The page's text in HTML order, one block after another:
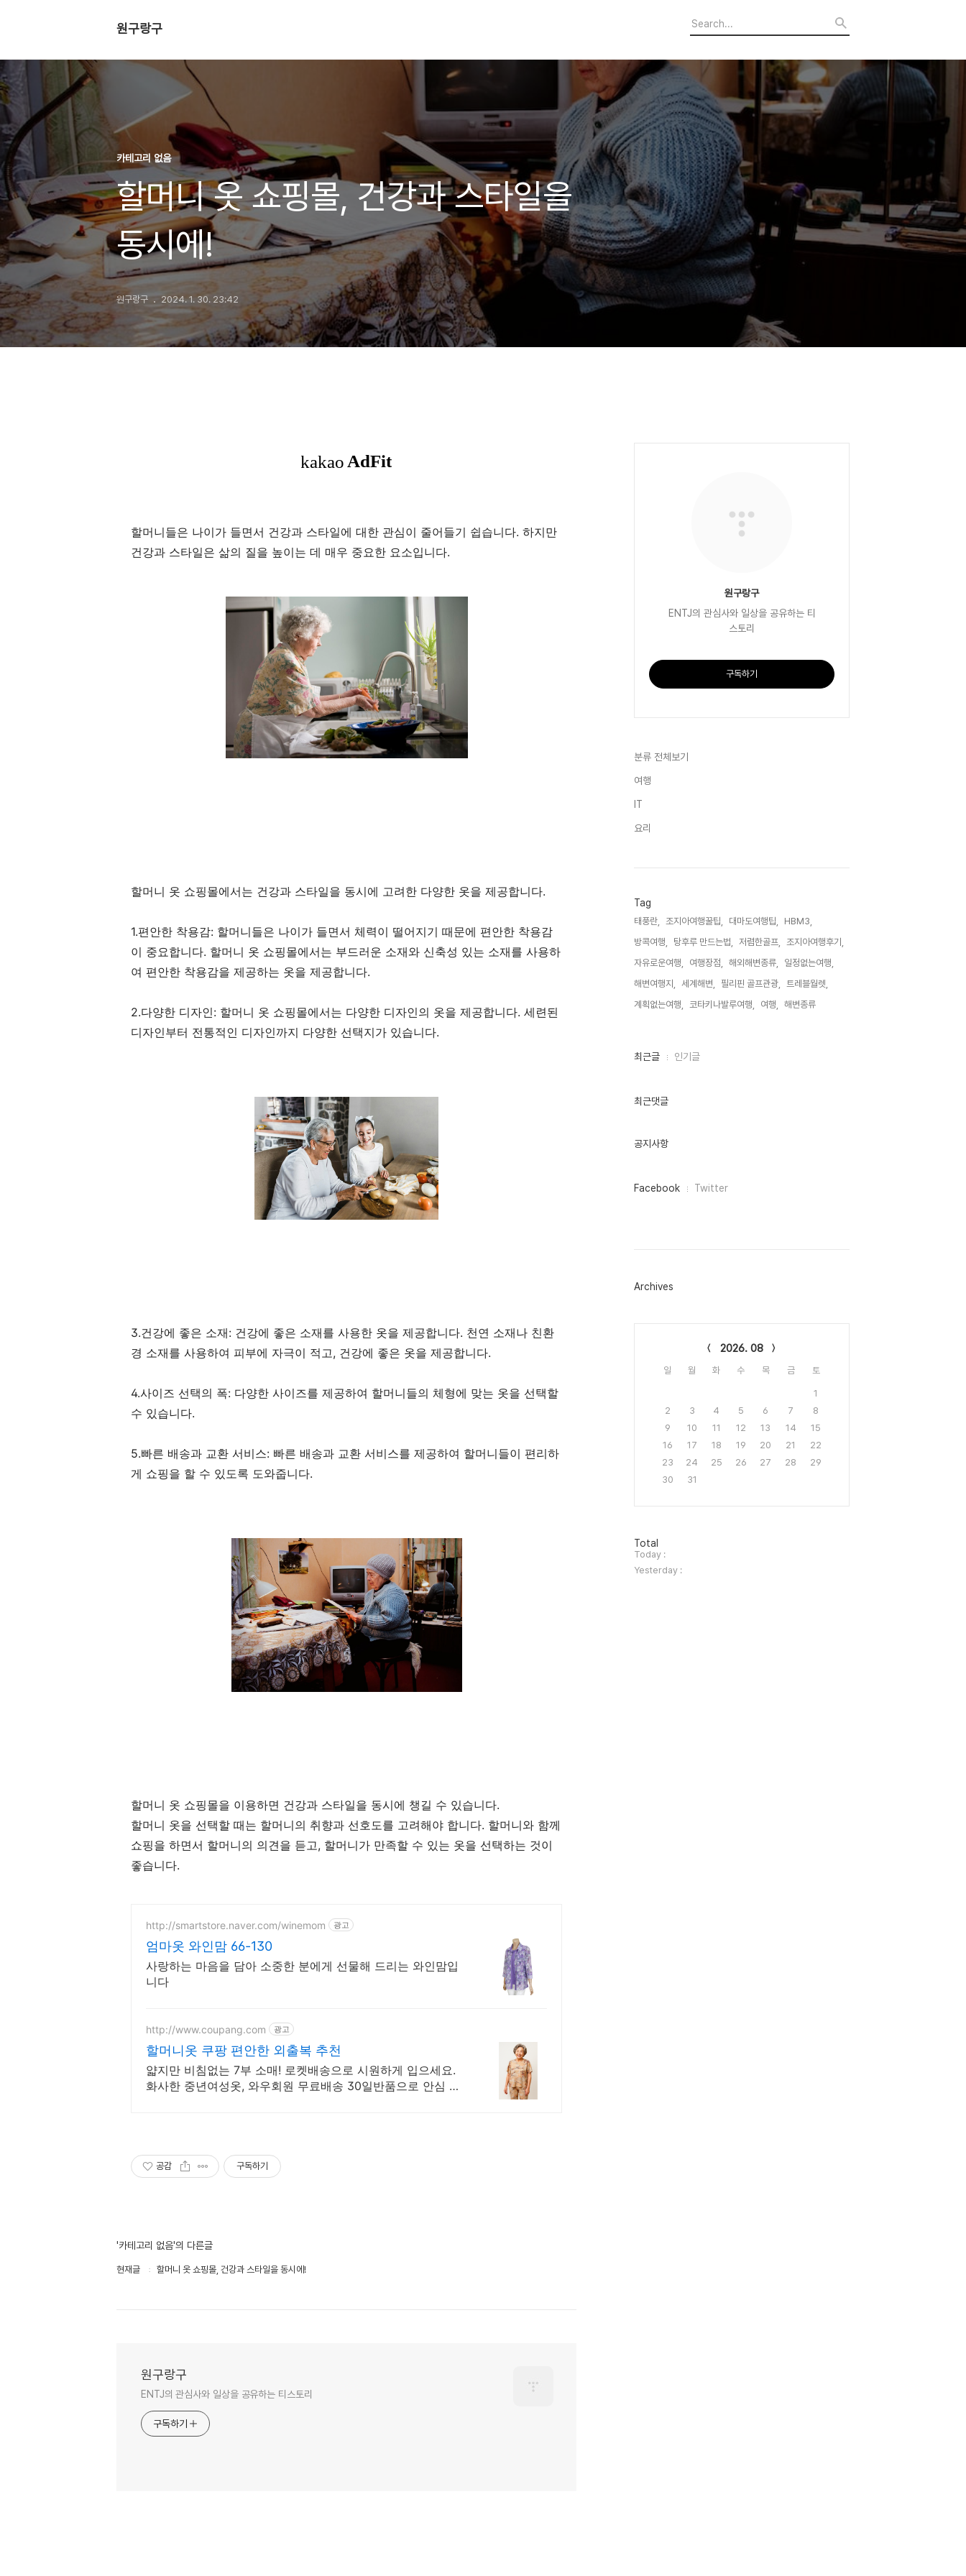
원구랑구
카테고리 없음
할머니 옷 쇼핑몰, 건강과 스타일을
동시에!
원구랑구 2024. 1. 30. 23:42
할머니들은 나이가 들면서 건강과 스타일에 대한 관심이 줄어들기 쉽습니다. 하지만
건강과 스타일은 삶의 질을 높이는 데 매우 중요한 요소입니다.
할머니 옷 쇼핑몰에서는 건강과 스타일을 동시에 고려한 다양한 옷을 제공합니다.
1.편안한 착용감: 할머니들은 나이가 들면서 체력이 떨어지기 때문에 편안한 착용감
이 중요합니다. 할머니 옷 쇼핑몰에서는 부드러운 소재와 신축성 있는 소재를 사용하
여 편안한 착용감을 제공하는 옷을 제공합니다.
2.다양한 디자인: 할머니 옷 쇼핑몰에서는 다양한 디자인의 옷을 제공합니다. 세련된
디자인부터 전통적인 디자인까지 다양한 선택지가 있습니다.
3.건강에 좋은 소재: 건강에 좋은 소재를 사용한 옷을 제공합니다. 천연 소재나 친환
경 소재를 사용하여 피부에 자극이 적고, 건강에 좋은 옷을 제공합니다.
4.사이즈 선택의 폭: 다양한 사이즈를 제공하여 할머니들의 체형에 맞는 옷을 선택할
수 있습니다.
5.빠른 배송과 교환 서비스: 빠른 배송과 교환 서비스를 제공하여 할머니들이 편리하
게 쇼핑을 할 수 있도록 도와줍니다.
할머니 옷 쇼핑몰을 이용하면 건강과 스타일을 동시에 챙길 수 있습니다.
할머니 옷을 선택할 때는 할머니의 취향과 선호도를 고려해야 합니다. 할머니와 함께
쇼핑을 하면서 할머니의 의견을 듣고, 할머니가 만족할 수 있는 옷을 선택하는 것이
좋습니다.
http://smartstore.naver.com/winemom 광고
엄마옷 와인맘 66-130
사랑하는 마음을 담아 소중한 분에게 선물해 드리는 와인맘입
니다
http://www.coupang.com 광고
할머니옷 쿠팡 편안한 외출복 추천
얇지만 비침없는 7부 소매! 로켓배송으로 시원하게 입으세요.
화사한 중년여성옷, 와우회원 무료배송 30일반품으로 안심 선
공감 구독하기
'카테고리 없음'의 다른글
현재글 할머니 옷 쇼핑몰, 건강과 스타일을 동시에!
원구랑구
ENTJ의 관심사와 일상을 공유하는 티스토리
구독하기
원구랑구
ENTJ의 관심사와 일상을 공유하는 티
스토리
구독하기
분류 전체보기
여행
IT
요리
Tag
태풍란, 조지아여행꿀팁, 대마도여행팁,
HBM3,
방콕여행,
탕후루 만드는법, 저렴한골프,
조지아여행후기,
자유로운여행,
여행장점, 해외해변종류,
일정없는여행,
해변여행지,
세계해변, 필리핀 골프관광,
트레블월렛,
계획없는여행,
코타키나발루여행, 여행, 해변종류,
최
인
최근글 인기글
최근댓글
공지사항
페
그
Facebook Twitter
Archives
2026. 08
일 월 화 수 목 금 토
1
2
3 4 5 6 7
8
9
10 11 12 13 14
15
16
17 18 19 20 21
22
23
24 25 26 27 28
29
30
31
방
문
자
수
Total
Today :
Yesterday :